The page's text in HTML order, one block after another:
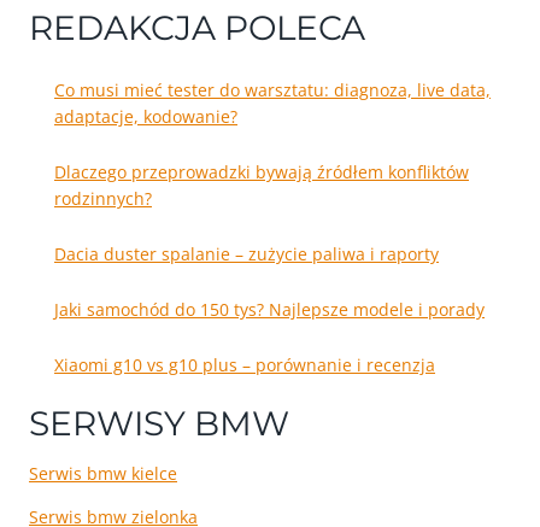
REDAKCJA POLECA
Co musi mieć tester do warsztatu: diagnoza, live data,
adaptacje, kodowanie?
Dlaczego przeprowadzki bywają źródłem konfliktów
rodzinnych?
Dacia duster spalanie – zużycie paliwa i raporty
Jaki samochód do 150 tys? Najlepsze modele i porady
Xiaomi g10 vs g10 plus – porównanie i recenzja
SERWISY BMW
Serwis bmw kielce
Serwis bmw zielonka